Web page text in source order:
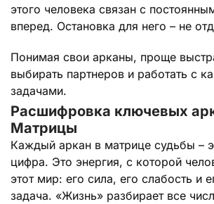
этого человека связан с
вперед. Остановка для него – не
Понимая свои арканы, проще
выбирать партнеров и работать с
задачами.
Расшифровка ключевых
Матрицы
Каждый аркан в матрице судьбы –
цифра. Это энергия, с которой
этот мир: его сила, его слабость и
задача. «Жизнь» разбирает все